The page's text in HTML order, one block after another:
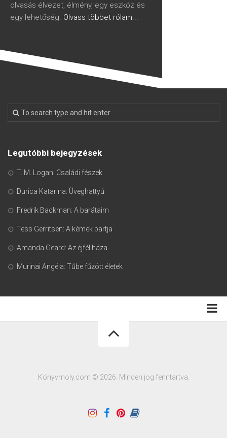
olvasás élvezet, élmény, egy eszköz és
egy lehetőség. Olvass többet rólam...
Legutóbbi bejegyzések
T. M. Logan: Családi fészek
Durica Katarina: Üveghattyú
Fredrik Backman: A barátaim
Tess Gerritsen: A kémek partja
Amanda Geard: Az éjfél háza
Murinai Angéla: Tűbe fűzött életek
Könyvmoly.com © 2026. Minden jog fenntartva.